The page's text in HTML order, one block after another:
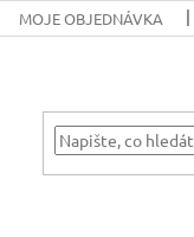
MOJE OBJEDNÁVKA